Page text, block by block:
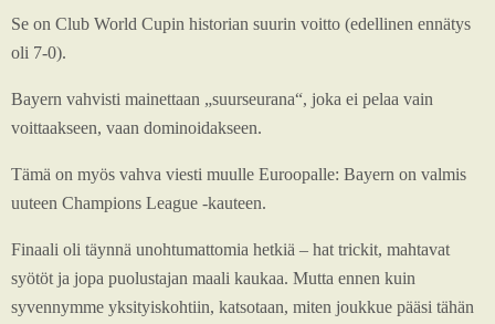
Se on Club World Cupin historian suurin voitto (edellinen ennätys
oli 7-0).
Bayern vahvisti mainettaan „suurseurana“, joka ei pelaa vain
voittaakseen, vaan dominoidakseen.
Tämä on myös vahva viesti muulle Euroopalle: Bayern on valmis
uuteen Champions League -kauteen.
Finaali oli täynnä unohtumattomia hetkiä – hat trickit, mahtavat
syötöt ja jopa puolustajan maali kaukaa. Mutta ennen kuin
syvennymme yksityiskohtiin, katsotaan, miten joukkue pääsi tähän